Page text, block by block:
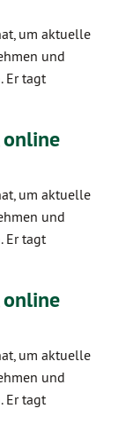
um aktuelle
und
Er tagt
online
um aktuelle
und
Er tagt
online
um aktuelle
und
Er tagt